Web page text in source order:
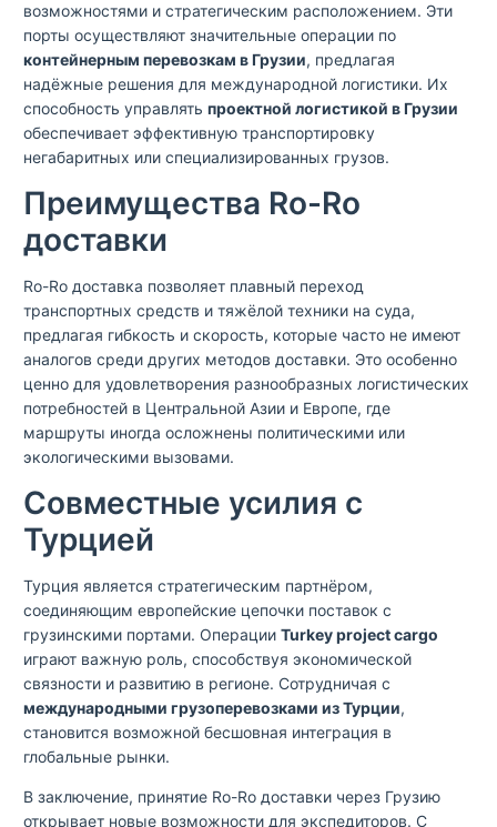
возможностями и стратегическим расположением. Эти
порты осуществляют значительные операции по
контейнерным перевозкам в Грузии, предлагая
надёжные решения для международной логистики. Их
способность управлять проектной логистикой в Грузии
обеспечивает эффективную транспортировку
негабаритных или специализированных грузов.
Преимущества Ro-Ro
доставки
Ro-Ro доставка позволяет плавный переход
транспортных средств и тяжёлой техники на суда,
предлагая гибкость и скорость, которые часто не имеют
аналогов среди других методов доставки. Это особенно
ценно для удовлетворения разнообразных логистических
потребностей в Центральной Азии и Европе, где
маршруты иногда осложнены политическими или
экологическими вызовами.
Совместные усилия с
Турцией
Турция является стратегическим партнёром,
соединяющим европейские цепочки поставок с
грузинскими портами. Операции Turkey project cargo
играют важную роль, способствуя экономической
связности и развитию в регионе. Сотрудничая с
международными грузоперевозками из Турции,
становится возможной бесшовная интеграция в
глобальные рынки.
В заключение, принятие Ro-Ro доставки через Грузию
открывает новые возможности для экспедиторов. С